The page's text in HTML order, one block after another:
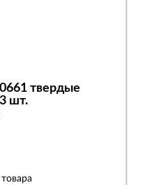
твердые
шт.